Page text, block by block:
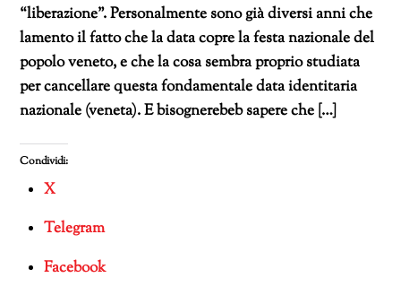
“liberazione”. Personalmente sono già diversi anni che
lamento il fatto che la data copre la festa nazionale del
popolo veneto, e che la cosa sembra proprio studiata
per cancellare questa fondamentale data identitaria
nazionale (veneta). E bisognerebeb sapere che […]
Condividi:
X
Telegram
Facebook